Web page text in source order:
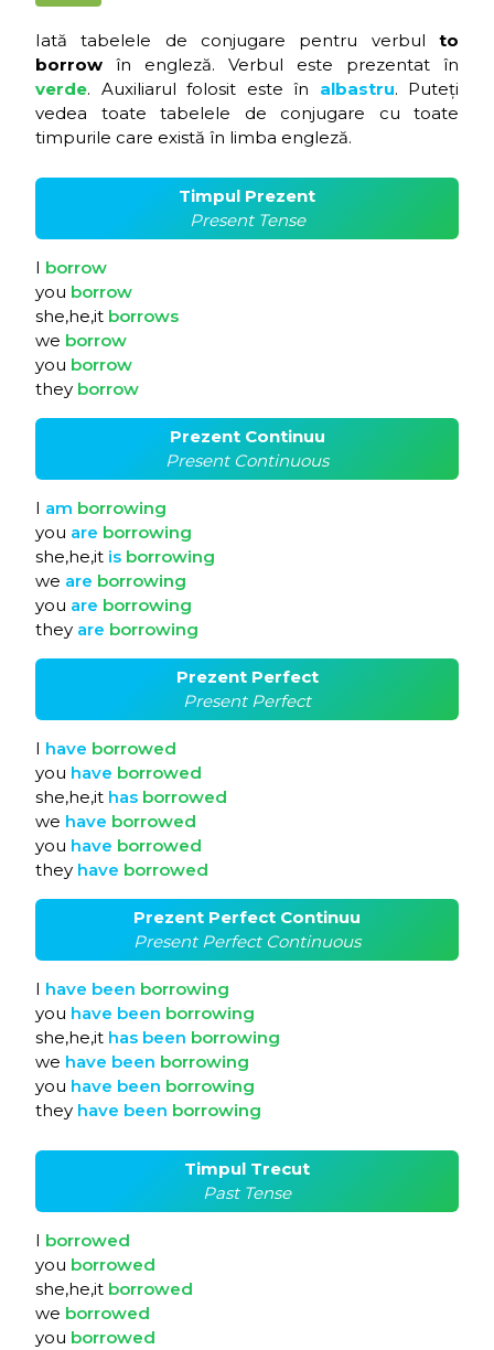
Iată tabelele de conjugare pentru verbul to
borrow în engleză. Verbul este prezentat în
verde. Auxiliarul folosit este în albastru. Puteți
vedea toate tabelele de conjugare cu toate
timpurile care există în limba engleză.
Timpul Prezent
Present Tense
I borrow
you borrow
she,he,it borrows
we borrow
you borrow
they borrow
Prezent Continuu
Present Continuous
I am borrowing
you are borrowing
she,he,it is borrowing
we are borrowing
you are borrowing
they are borrowing
Prezent Perfect
Present Perfect
I have borrowed
you have borrowed
she,he,it has borrowed
we have borrowed
you have borrowed
they have borrowed
Prezent Perfect Continuu
Present Perfect Continuous
I have been borrowing
you have been borrowing
she,he,it has been borrowing
we have been borrowing
you have been borrowing
they have been borrowing
Timpul Trecut
Past Tense
I borrowed
you borrowed
she,he,it borrowed
we borrowed
you borrowed